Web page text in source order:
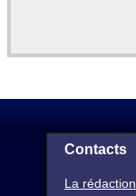
Contacts
La rédaction